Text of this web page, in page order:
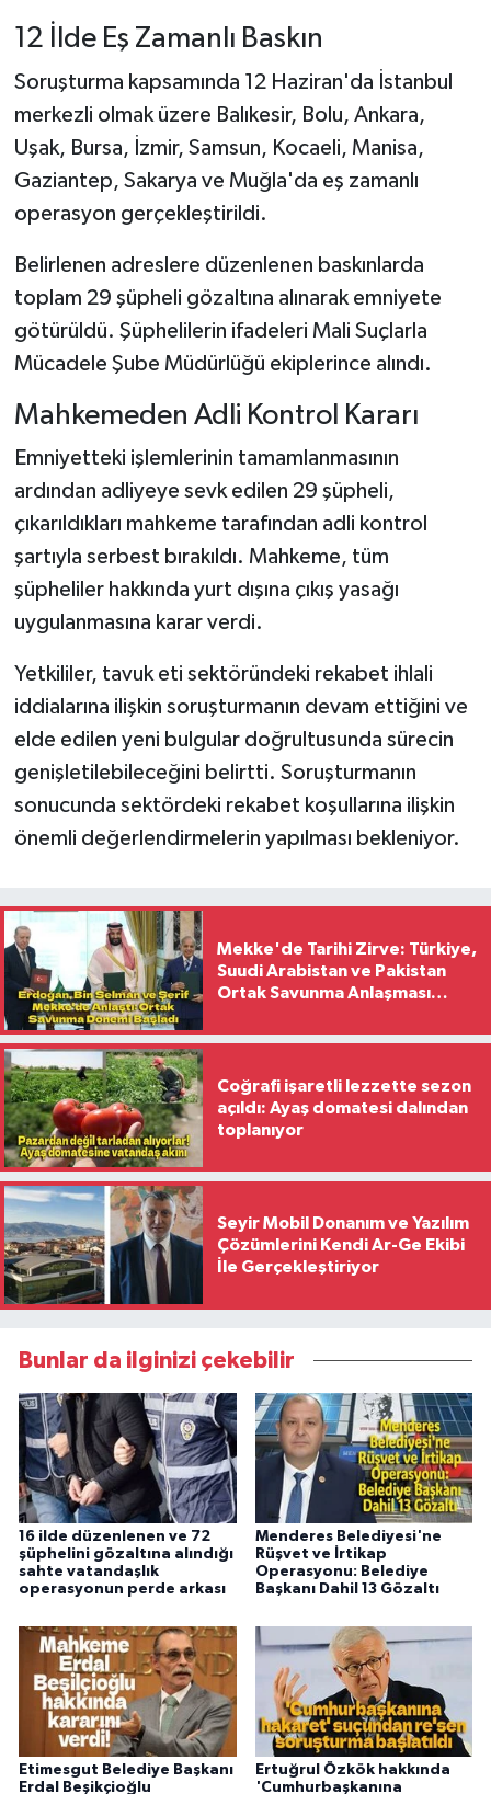
12 İlde Eş Zamanlı Baskın
Soruşturma kapsamında 12 Haziran'da İstanbul
merkezli olmak üzere Balıkesir, Bolu, Ankara,
Uşak, Bursa, İzmir, Samsun, Kocaeli, Manisa,
Gaziantep, Sakarya ve Muğla'da eş zamanlı
operasyon gerçekleştirildi.
Belirlenen adreslere düzenlenen baskınlarda
toplam 29 şüpheli gözaltına alınarak emniyete
götürüldü. Şüphelilerin ifadeleri Mali Suçlarla
Mücadele Şube Müdürlüğü ekiplerince alındı.
Mahkemeden Adli Kontrol Kararı
Emniyetteki işlemlerinin tamamlanmasının
ardından adliyeye sevk edilen 29 şüpheli,
çıkarıldıkları mahkeme tarafından adli kontrol
şartıyla serbest bırakıldı. Mahkeme, tüm
şüpheliler hakkında yurt dışına çıkış yasağı
uygulanmasına karar verdi.
Yetkililer, tavuk eti sektöründeki rekabet ihlali
iddialarına ilişkin soruşturmanın devam ettiğini ve
elde edilen yeni bulgular doğrultusunda sürecin
genişletilebileceğini belirtti. Soruşturmanın
sonucunda sektördeki rekabet koşullarına ilişkin
önemli değerlendirmelerin yapılması bekleniyor.
Mekke'de Tarihi Zirve: Türkiye,
Suudi Arabistan ve Pakistan
Ortak Savunma Anlaşması
Coğrafi işaretli lezzette sezon
açıldı: Ayaş domatesi dalından
toplanıyor
Seyir Mobil Donanım ve Yazılım
Çözümlerini Kendi Ar-Ge Ekibi
İle Gerçekleştiriyor
Bunlar da ilginizi çekebilir
16 ilde düzenlenen ve 72
şüphelini gözaltına alındığı
sahte vatandaşlık
operasyonun perde arkası
Menderes Belediyesi'ne
Rüşvet ve İrtikap
Operasyonu: Belediye
Başkanı Dahil 13 Gözaltı
Etimesgut Belediye Başkanı
Erdal Beşikçioğlu
Ertuğrul Özkök hakkında
'Cumhurbaşkanına